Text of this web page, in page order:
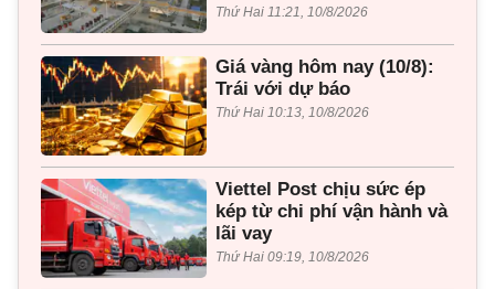
Thứ Hai 11:21, 10/8/2026
Giá vàng hôm nay (10/8):
Trái với dự báo
Thứ Hai 10:13, 10/8/2026
Viettel Post chịu sức ép
kép từ chi phí vận hành và
lãi vay
Thứ Hai 09:19, 10/8/2026